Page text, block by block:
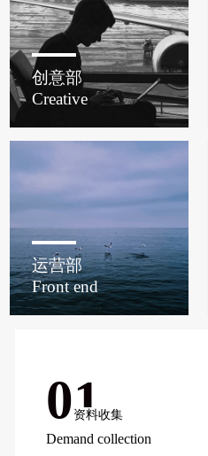
创意部
Creative
运营部
Front end
01
资料收集
Demand collection